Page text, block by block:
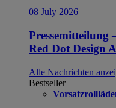
08 July 2026
Pressemitteilung
Red Dot Design
Alle Nachrichten
Bestseller